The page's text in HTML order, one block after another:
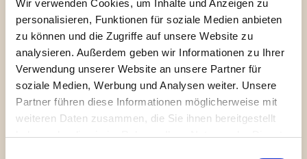
Wir verwenden Cookies, um Inhalte und Anzeigen zu
personalisieren, Funktionen für soziale Medien anbieten
zu können und die Zugriffe auf unsere Website zu
analysieren. Außerdem geben wir Informationen zu Ihrer
Verwendung unserer Website an unsere Partner für
soziale Medien, Werbung und Analysen weiter. Unsere
Partner führen diese Informationen möglicherweise mit
weiteren Daten zusammen, die Sie ihnen bereitgestellt
haben oder die sie im Rahmen Ihrer Nutzung der Dienste
Allergene Nährwerte
DINKELVOLLKORNMEHL* (eine WEIZENART)